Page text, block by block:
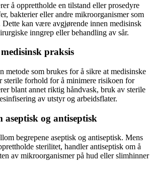
å opprettholde en tilstand eller prosedyre
bakterier eller andre mikroorganismer som
kan være avgjørende innen medisinsk
inngrep eller behandling av sår.
praksis
metode som brukes for å sikre at medisinske
sterile forhold for å minimere risikoen for
blant annet riktig håndvask, bruk av sterile
av utstyr og arbeidsflater.
aseptisk og antiseptisk
begrepene aseptisk og antiseptisk. Mens
sterilitet, handler antiseptisk om å
av mikroorganismer på hud eller slimhinner